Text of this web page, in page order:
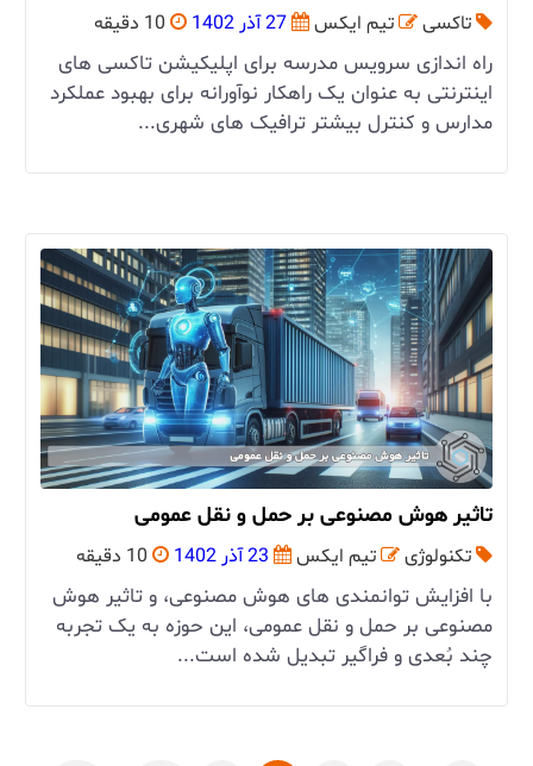
تاکسی تیم ایکس 27 آذر 1402 10 دقیقه
راه ‌اندازی سرویس مدرسه برای اپلیکیشن تاکسی ‌های
اینترنتی به عنوان یک راهکار نوآورانه برای بهبود عملکرد
مدارس و کنترل بیشتر ترافیک های شهری...
تاثیر هوش مصنوعی بر حمل و نقل عمومی
تکنولوژی تیم ایکس 23 آذر 1402 10 دقیقه
با افزایش توانمندی ‌های هوش مصنوعی، و تاثیر هوش
مصنوعی بر حمل و نقل عمومی، این حوزه به یک تجربه
چند بُعدی و فراگیر تبدیل شده است...